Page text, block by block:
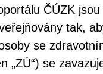
ČÚZK
tak,
se
„ZÚ“) se